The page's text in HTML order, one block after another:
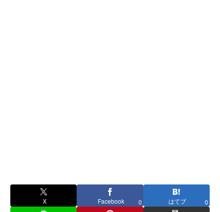
X Facebook 0 はてブ 0